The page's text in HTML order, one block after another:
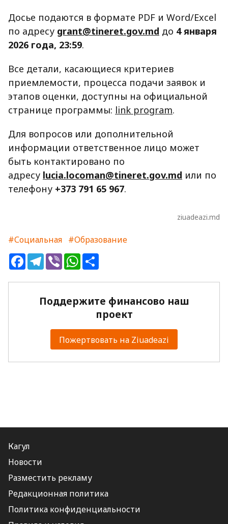
Досье подаются в формате PDF и Word/Excel
по адресу grant@tineret.gov.md до 4 января
2026 года, 23:59.
Все детали, касающиеся критериев
приемлемости, процесса подачи заявок и
этапов оценки, доступны на официальной
странице программы: link program.
Для вопросов или дополнительной
информации ответственное лицо может
быть контактировано по
адресу lucia.locoman@tineret.gov.md или по
телефону +373 791 65 967.
ziuadeazi.md
#Социальная #Образование
FacebookTelegram
ViberWhatsApp
Поддержите финансово наш
проект
Пожертвовать на Ziuadeazi
Кагул
Новости
Разместить рекламу
Редакционная политика
Политика конфиденциальности